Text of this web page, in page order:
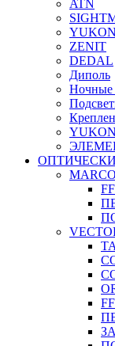
ATN
YUKON
ZENIT
DEDAL
Диполь
Ночные